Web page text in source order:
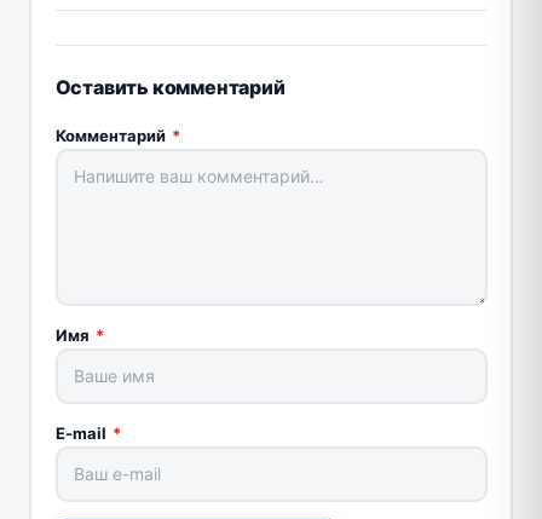
Оставить комментарий
Комментарий *
Имя *
E-mail *